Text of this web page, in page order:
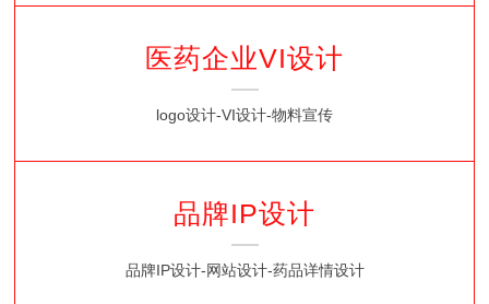
医药企业VI设计
logo设计-VI设计-物料宣传
品牌IP设计
品牌IP设计-网站设计-药品详情设计